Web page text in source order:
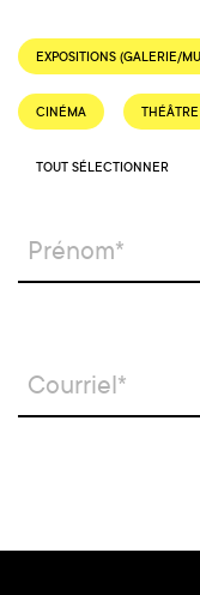
EXPOSITIONS (GALERIE/
CINÉMA THÉÂTRE
TOUT SÉLECTIONNER